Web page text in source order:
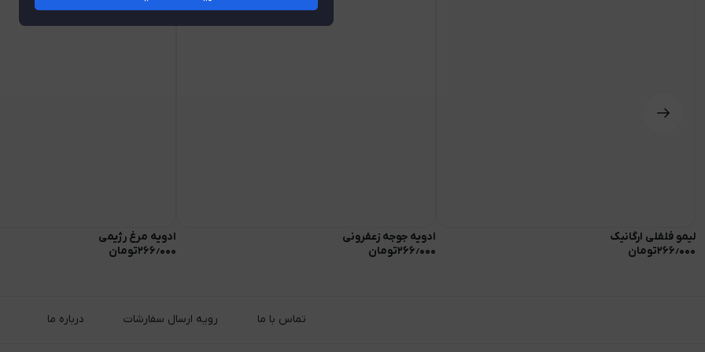
لیمو فلفلی ارگانیک
۲۶۶٫۰۰۰تومان
ادویه جوجه زعفرونی
۲۶۶٫۰۰۰تومان
ادویه مرغ رژیمی
۲۶۶٫۰۰۰تومان
تماس با ما رویه ارسال سفارشات درباره ما